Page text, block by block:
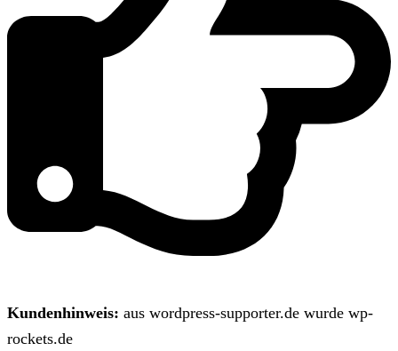
Kundenhinweis: aus wordpress-supporter.de wurde wp-
rockets.de